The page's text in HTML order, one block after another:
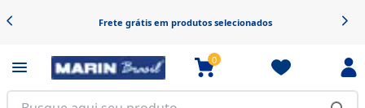
Frete grátis em produtos selecionados
0